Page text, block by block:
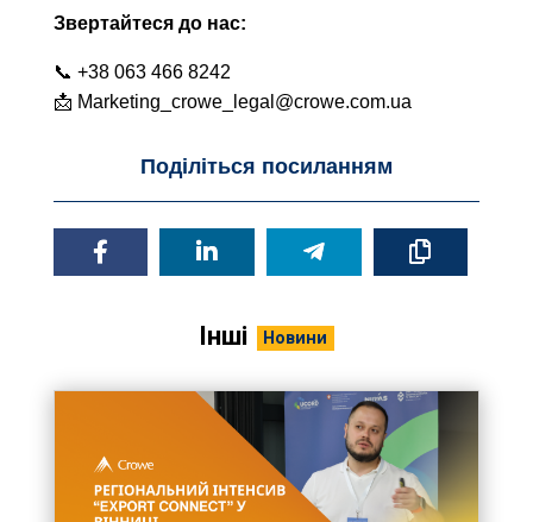
Звертайтеся до нас:
📞 +38 063 466 8242
📩 Marketing_crowe_legal@crowe.com.ua
Поділіться посиланням
Інші Новини